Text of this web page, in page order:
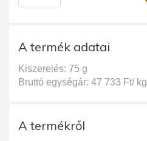
A termék adatai
Kiszerelés: 75 g
Bruttó egységár: 47 733 Ft/ kg
A termékről